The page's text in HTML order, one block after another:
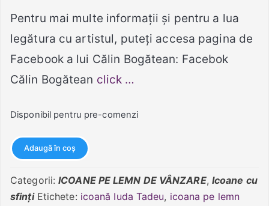
Pentru mai multe informații și pentru a lua
legătura cu artistul, puteți accesa pagina de
Facebook a lui Călin Bogătean: Facebok
Călin Bogătean click …
Disponibil pentru pre-comenzi
Cantitate
Sfântul
Iuda
Tadeu
Adaugă în coș
Categorii:ICOANE PE LEMN DE VÂNZARE, Icoane cu
sfinți Etichete: icoană Iuda Tadeu, icoana pe lemn